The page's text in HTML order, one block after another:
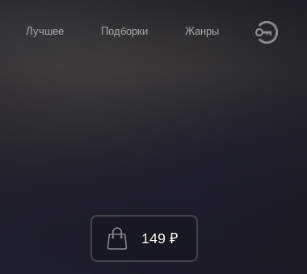
Лучшее Подборки Жанры
149 ₽